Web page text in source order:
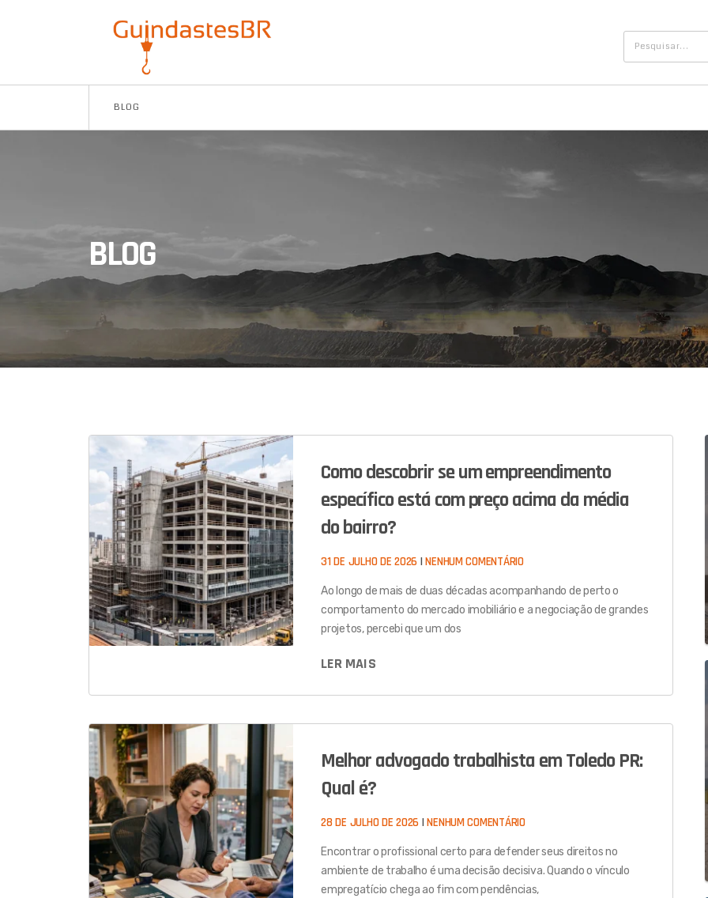
BLOG
BLOG
Como descobrir se um empreendimento
específico está com preço acima da média
do bairro?
31 DE JULHO DE 2026 NENHUM COMENTÁRIO
Ao longo de mais de duas décadas acompanhando de perto o
comportamento do mercado imobiliário e a negociação de grandes
projetos, percebi que um dos
LER MAIS
Melhor advogado trabalhista em Toledo PR:
Qual é?
28 DE JULHO DE 2026 NENHUM COMENTÁRIO
Encontrar o profissional certo para defender seus direitos no
ambiente de trabalho é uma decisão decisiva. Quando o vínculo
empregatício chega ao fim com pendências,